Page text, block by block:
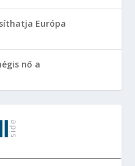
Európa
nő a